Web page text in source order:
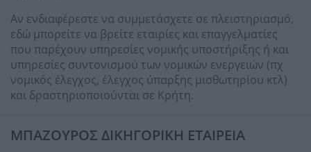
Αν ενδιαφέρεστε να συμμετάσχετε σε πλειστηριασμό,
εδώ μπορείτε να βρείτε εταιρίες και επαγγελματίες
που παρέχουν υπηρεσίες νομικής υποστήριξης ή και
υπηρεσίες συντονισμού των νομικών ενεργειών (πχ
νομικός έλεγχος, έλεγχος ύπαρξης μισθωτηρίου κτλ)
και δραστηριοποιούνται σε Κρήτη.
ΜΠΑΖΟΥΡΟΣ ΔΙΚΗΓΟΡΙΚΗ ΕΤΑΙΡΕΙΑ